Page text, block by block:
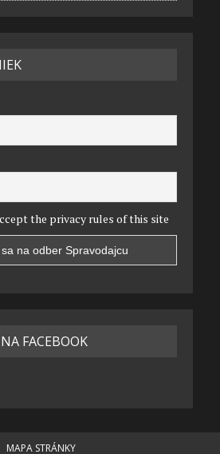
the privacy rules of this site
FACEBOOK
MAPA STRÁNKY